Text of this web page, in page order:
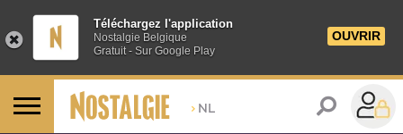
Téléchargez l'application
Nostalgie Belgique
Gratuit - Sur Google Play
OUVRIR
> NL